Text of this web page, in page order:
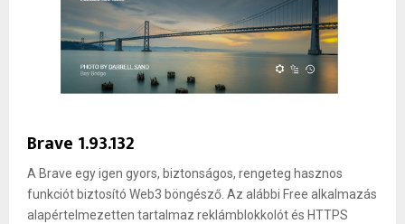
Brave 1.93.132
A Brave egy igen gyors, biztonságos, rengeteg hasznos
funkciót biztosító Web3 böngésző. Az alábbi Free alkalmazás
alapértelmezetten tartalmaz reklámblokkolót és HTTPS